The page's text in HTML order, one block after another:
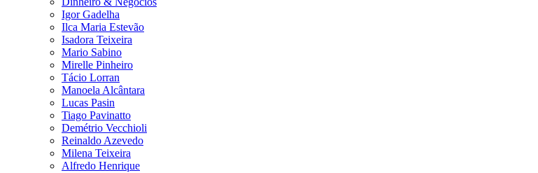
Igor Gadelha
Ilca Maria Estevão
Isadora Teixeira
Mario Sabino
Mirelle Pinheiro
Tácio Lorran
Manoela Alcântara
Lucas Pasin
Tiago Pavinatto
Demétrio Vecchioli
Reinaldo Azevedo
Milena Teixeira
Alfredo Henrique